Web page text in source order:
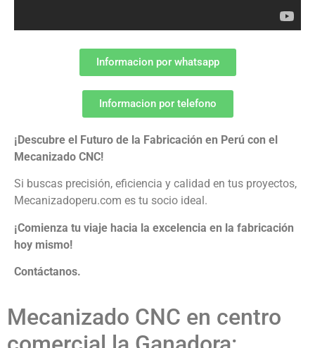
Informacion por whatsapp
Informacion por telefono
¡Descubre el Futuro de la Fabricación en Perú con el
Mecanizado CNC!
Si buscas precisión, eficiencia y calidad en tus proyectos,
Mecanizadoperu.com es tu socio ideal.
¡Comienza tu viaje hacia la excelencia en la fabricación
hoy mismo!
Contáctanos.
Mecanizado CNC en centro